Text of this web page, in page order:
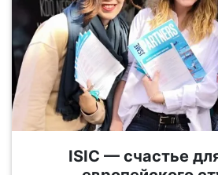
ISIC — счастье